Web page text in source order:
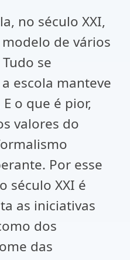
no século XXI,
de vários
se
escola manteve
o que é pior,
valores do
Por esse
século XXI é
as iniciativas
dos
das